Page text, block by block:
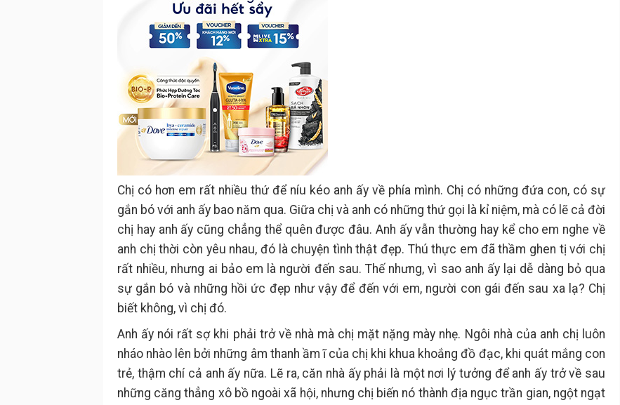
Chị có hơn em rất nhiều thứ để níu kéo anh ấy về phía mình. Chị có những đứa con, có sự
gắn bó với anh ấy bao năm qua. Giữa chị và anh có những thứ gọi là kỉ niệm, mà có lẽ cả đời
chị hay anh ấy cũng chẳng thể quên được đâu. Anh ấy vẫn thường hay kể cho em nghe về
anh chị thời còn yêu nhau, đó là chuyện tình thật đẹp. Thú thực em đã thầm ghen tị với chị
rất nhiều, nhưng ai bảo em là người đến sau. Thế nhưng, vì sao anh ấy lại dễ dàng bỏ qua
sự gắn bó và những hồi ức đẹp như vậy để đến với em, người con gái đến sau xa lạ? Chị
biết không, vì chị đó.
Anh ấy nói rất sợ khi phải trở về nhà mà chị mặt nặng mày nhẹ. Ngôi nhà của anh chị luôn
nháo nhào lên bởi những âm thanh ầm ĩ của chị khi khua khoắng đồ đạc, khi quát mắng con
trẻ, thậm chí cả anh ấy nữa. Lẽ ra, căn nhà ấy phải là một nơi lý tưởng để anh ấy trở về sau
những căng thẳng xô bồ ngoài xã hội, nhưng chị biến nó thành địa ngục trần gian, ngột ngạt